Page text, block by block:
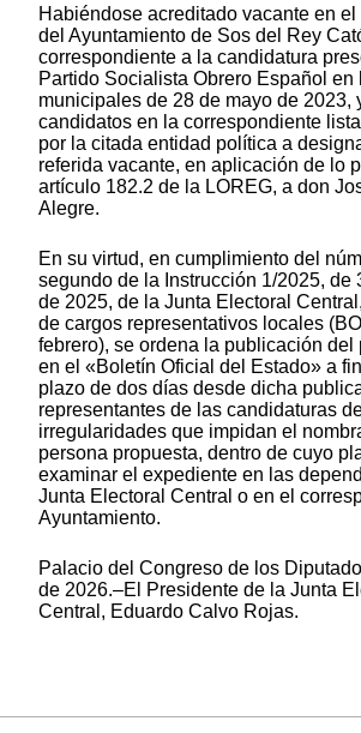
Habiéndose acreditado vacante en el
del Ayuntamiento de Sos del Rey
correspondiente a la candidatura
Partido Socialista Obrero Español
municipales de 28 de mayo de 2023,
candidatos en la correspondiente
por la citada entidad política a
referida vacante, en aplicación de lo
artículo 182.2 de la LOREG, a don
Alegre.
En su virtud, en cumplimiento del
segundo de la Instrucción 1/2025, de
de 2025, de la Junta Electoral
de cargos representativos locales
febrero), se ordena la publicación del
en el «Boletín Oficial del Estado» a
plazo de dos días desde dicha
representantes de las candidaturas
irregularidades que impidan el
persona propuesta, dentro de cuyo
examinar el expediente en las
Junta Electoral Central o en el
Ayuntamiento.
Palacio del Congreso de los
de 2026.–El Presidente de la Junta
Central, Eduardo Calvo Rojas.